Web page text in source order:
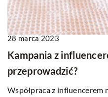
28 marca 2023
Kampania z
przeprowadzić?
Współpraca z influencerem